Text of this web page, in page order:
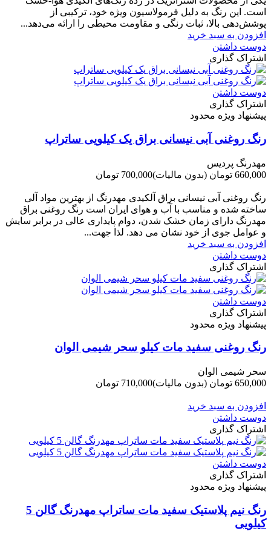
است. این رنگ به دلیل فرمولاسیون ویژه خود، ترکیبی از
پوشش‌دهی بالا، ثبات رنگی و مقاومت محیطی را ارائه می‌دهد...
افزودن به سبد خرید
دوست داشتن
اشتراک گذاری
دوست داشتن
اشتراک گذاری
پیشنهاد ویژه محدود
رنگ روغنی آبی نیسانی براق یک کیلویی ساتراپ
مهدرنگ پردیس
660,000 تومان
(بدون مالیات)700,000 تومان
رنگ روغنی آبی نیسانی براق آلکیدی مهدرنگ از بهترین مواد آلی
ساخته شده و مناسب با آب و هوای ایران است رنگ روغنی براق
مهدرنگ دارای زﻣﺎن ﺧﺸﮏ ﺷﺪن، دوام ﭘﺎﯾﺪاری عالی در ﺑﺮاﺑﺮ ﺳﺎﯾﺶ
و ﻋﻮاﻣﻞ ﺟﻮی از ﺧﻮد ﻧﺸﺎن ﻣﯽ دﻫﺪ. ﻟﺬا ﺟﻬﺖ...
افزودن به سبد خرید
دوست داشتن
اشتراک گذاری
دوست داشتن
اشتراک گذاری
پیشنهاد ویژه محدود
رنگ روغنی سفید مات کیلو سحر شیمی الوان
سحر شیمی الوان
650,000 تومان
(بدون مالیات)710,000 تومان
افزودن به سبد خرید
دوست داشتن
اشتراک گذاری
دوست داشتن
اشتراک گذاری
پیشنهاد ویژه محدود
رنگ نیم پلاستیک سفید مات ساتراپ مهدرنگ گالن 5
کیلویی